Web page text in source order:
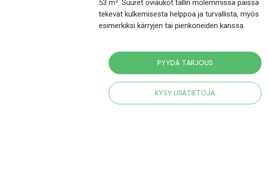
53 m². Suuret oviaukot tallin molemmissa päissä
tekevät kulkemisesta helppoa ja turvallista, myös
esimerkiksi kärryjen tai pienkoneiden kanssa.
PYYDÄ TARJOUS
KYSY LISÄTIETOJA